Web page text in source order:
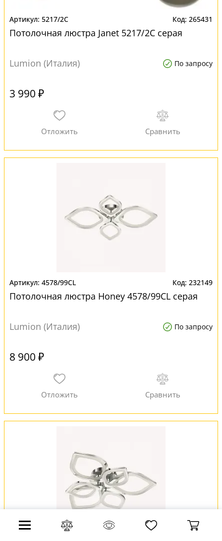
5217/2C 265431
Потолочная люстра Janet 5217/2C серая
Lumion (Италия) По запросу
3 990 ₽
4578/99CL 232149
Потолочная люстра Honey 4578/99CL серая
Lumion (Италия) По запросу
8 900 ₽